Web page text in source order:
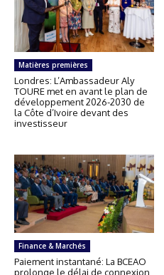
Matières premières
Londres: L’Ambassadeur Aly
TOURE met en avant le plan de
développement 2026-2030 de
la Côte d’Ivoire devant des
investisseur
Finance & Marchés
Paiement instantané: La BCEAO
prolonge le délai de connexion